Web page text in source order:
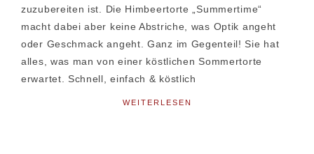
zuzubereiten ist. Die Himbeertorte „Summertime“
macht dabei aber keine Abstriche, was Optik angeht
oder Geschmack angeht. Ganz im Gegenteil! Sie hat
alles, was man von einer köstlichen Sommertorte
erwartet. Schnell, einfach & köstlich
WEITERLESEN